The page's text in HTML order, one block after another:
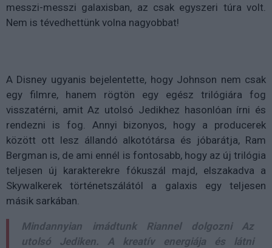
messzi-messzi galaxisban, az csak egyszeri túra volt.
Nem is tévedhettünk volna nagyobbat!
A Disney ugyanis bejelentette, hogy Johnson nem csak
egy filmre, hanem rögtön egy egész trilógiára fog
visszatérni, amit Az utolsó Jedikhez hasonlóan írni és
rendezni is fog. Annyi bizonyos, hogy a producerek
között ott lesz állandó alkotótársa és jóbarátja, Ram
Bergman is, de ami ennél is fontosabb, hogy az új trilógia
teljesen új karakterekre fókuszál majd, elszakadva a
Skywalkerek történetszálától a galaxis egy teljesen
másik sarkában.
Mindannyian imádtunk Riannel dolgozni Az
utolsó Jediken. A kreatív energiája és látni